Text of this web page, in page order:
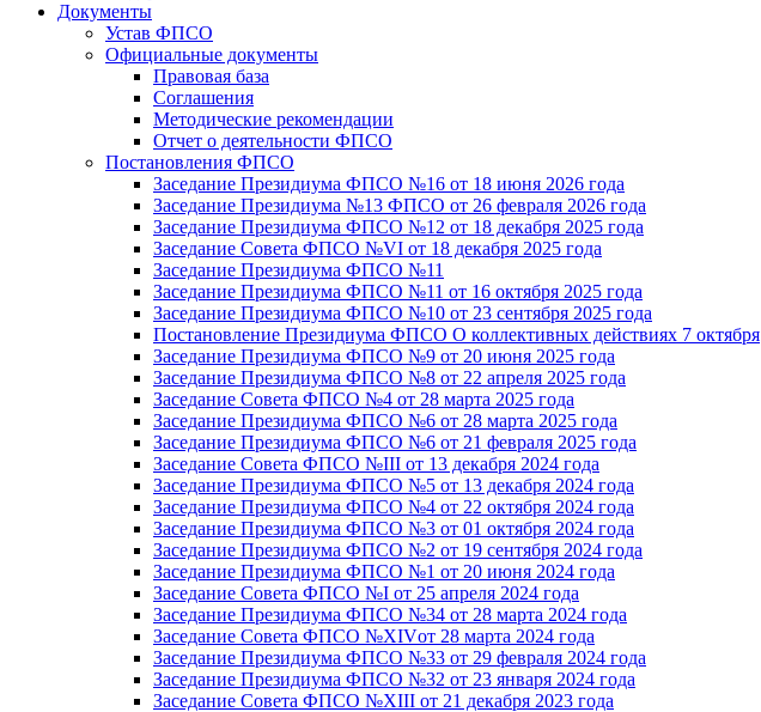
Документы
Устав ФПСО
Официальные документы
Правовая база
Соглашения
Методические рекомендации
Отчет о деятельности ФПСО
Постановления ФПСО
Заседание Президиума ФПСО №16 от 18 июня 2026 года
Заседание Президиума №13 ФПСО от 26 февраля 2026 года
Заседание Президиума ФПСО №12 от 18 декабря 2025 года
Заседание Совета ФПСО №VI от 18 декабря 2025 года
Заседание Президиума ФПСО №11
Заседание Президиума ФПСО №11 от 16 октября 2025 года
Заседание Президиума ФПСО №10 от 23 сентября 2025 года
Постановление Президиума ФПСО О коллективных действиях 7 октября
Заседание Президиума ФПСО №9 от 20 июня 2025 года
Заседание Президиума ФПСО №8 от 22 апреля 2025 года
Заседание Совета ФПСО №4 от 28 марта 2025 года
Заседание Президиума ФПСО №6 от 28 марта 2025 года
Заседание Президиума ФПСО №6 от 21 февраля 2025 года
Заседание Совета ФПСО №III от 13 декабря 2024 года
Заседание Президиума ФПСО №5 от 13 декабря 2024 года
Заседание Президиума ФПСО №4 от 22 октября 2024 года
Заседание Президиума ФПСО №3 от 01 октября 2024 года
Заседание Президиума ФПСО №2 от 19 сентября 2024 года
Заседание Президиума ФПСО №1 от 20 июня 2024 года
Заседание Совета ФПСО №I от 25 апреля 2024 года
Заседание Президиума ФПСО №34 от 28 марта 2024 года
Заседание Совета ФПСО №XIVот 28 марта 2024 года
Заседание Президиума ФПСО №33 от 29 февраля 2024 года
Заседание Президиума ФПСО №32 от 23 января 2024 года
Заседание Совета ФПСО №XIII от 21 декабря 2023 года